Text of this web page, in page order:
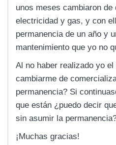
unos meses cambiaron de
electricidad y gas, y con
permanencia de un año y
mantenimiento que yo no
Al no haber realizado yo
cambiarme de
permanencia? Si
que están ¿puedo decir
sin asumir la
¡Muchas gracias!